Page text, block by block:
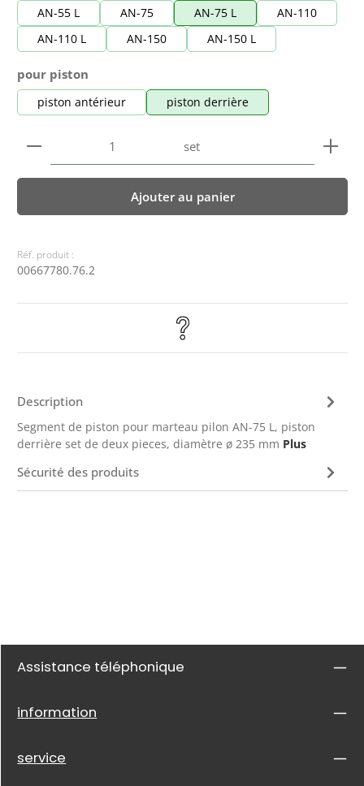
AN-55 L
AN-75 AN-75 L
AN-110
AN-110 L
AN-150 AN-150 L
Sélectionnez
pour piston
piston antérieur piston derrière
Quantité de produit : Entrez la quantité
set
Ajouter au panier
Réf. produit :
00667780.76.2
Description
Segment de piston pour marteau pilon AN-75 L, piston
derrière set de deux pieces, diamètre ø 235 mm Plus
Sécurité des produits
Assistance téléphonique
information
service